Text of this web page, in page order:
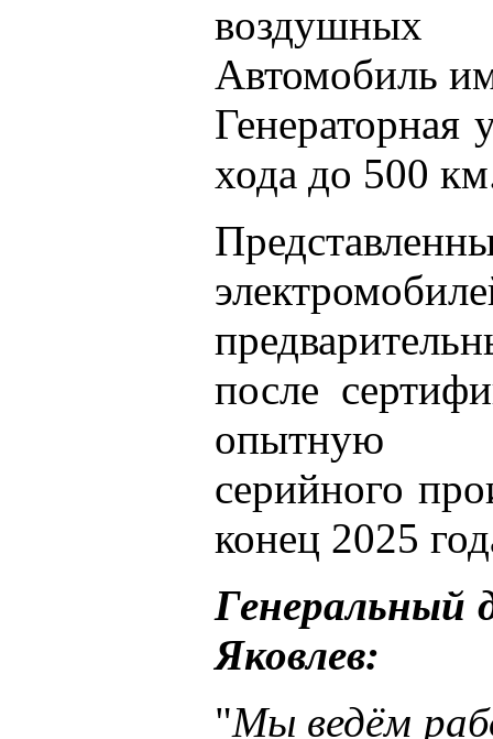
воздушных
Автомобиль
Генераторная
хода до 500
после
опытную
серийного
конец 2025
Генеральный
Яковлев:
"Мы ведём